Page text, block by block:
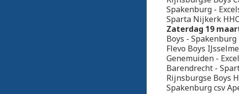
Spakenburg -
Sparta Nijkerk
Zaterdag 19
Boys -
Flevo Boys
Genemuiden -
Barendrecht -
Rijnsburgse Boys
Spakenburg csv